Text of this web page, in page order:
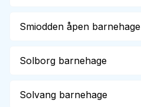
Smiodden åpen barnehage
Solborg barnehage
Solvang barnehage